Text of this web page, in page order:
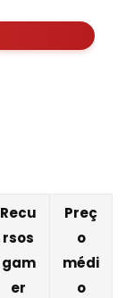
Recu
rsos
gam
er
Preç
o
médi
o